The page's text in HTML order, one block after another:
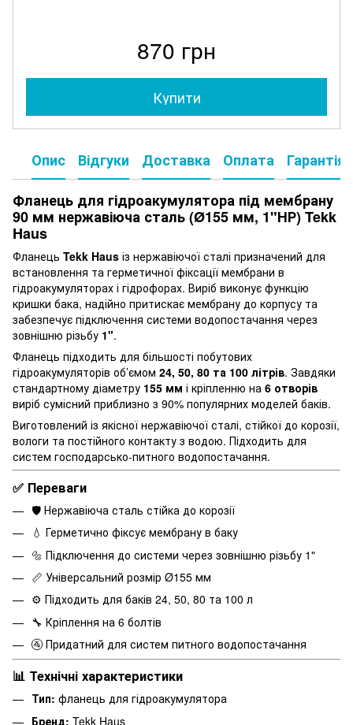
870 грн
Купити
Опис Відгуки Доставка Оплата
Гарантія
Фланець для гідроакумулятора під мембрану
90 мм нержавіюча сталь (Ø155 мм, 1"НР) Tekk
Haus
Фланець Tekk Haus із нержавіючої сталі призначений для
встановлення та герметичної фіксації мембрани в
гідроакумуляторах і гідрофорах. Виріб виконує функцію
кришки бака, надійно притискає мембрану до корпусу та
забезпечує підключення системи водопостачання через
зовнішню різьбу 1".
Фланець підходить для більшості побутових
гідроакумуляторів об’ємом 24, 50, 80 та 100 літрів. Завдяки
стандартному діаметру 155 мм і кріпленню на 6 отворів
виріб сумісний приблизно з 90% популярних моделей баків.
Виготовлений із якісної нержавіючої сталі, стійкої до корозії,
вологи та постійного контакту з водою. Підходить для
систем господарсько-питного водопостачання.
✅ Переваги
🛡 Нержавіюча сталь стійка до корозії
💧 Герметично фіксує мембрану в баку
🔩 Підключення до системи через зовнішню різьбу 1"
📏 Універсальний розмір Ø155 мм
⚙️ Підходить для баків 24, 50, 80 та 100 л
🔧 Кріплення на 6 болтів
🚰 Придатний для систем питного водопостачання
📊 Технічні характеристики
Тип: фланець для гідроакумулятора
Бренд: Tekk Haus